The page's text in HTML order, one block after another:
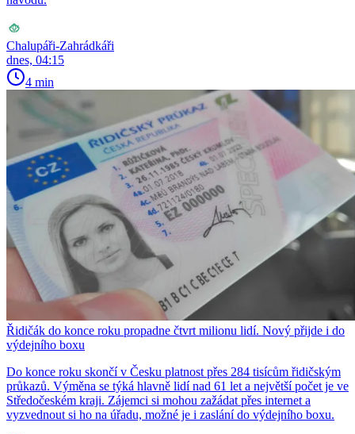
Chalupáři-Zahrádkáři
dnes, 04:15
4 min
Řidičák do konce roku propadne čtvrt milionu lidí. Nový přijde i do
výdejního boxu
Do konce roku skončí v Česku platnost přes 284 tisícům řidičským
průkazů. Výměna se týká hlavně lidí nad 61 let a největší počet je ve
Středočeském kraji. Zájemci si mohou zažádat přes internet a
vyzvednout si ho na úřadu, možné je i zaslání do výdejního boxu.